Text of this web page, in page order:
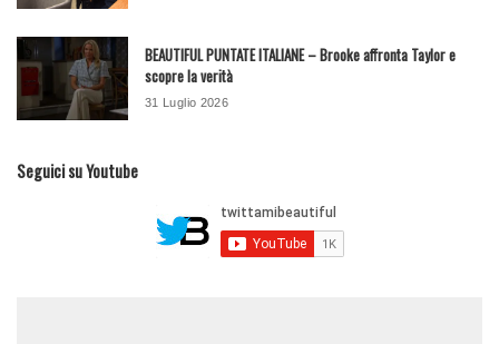
BEAUTIFUL PUNTATE ITALIANE – Brooke affronta Taylor e
scopre la verità
31 Luglio 2026
Seguici su Youtube